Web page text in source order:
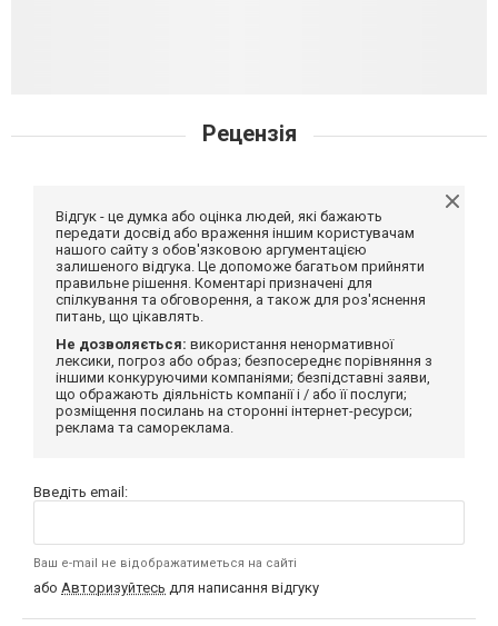
Рецензія
Відгук - це думка або оцінка людей, які бажають
передати досвід або враження іншим користувачам
нашого сайту з обов'язковою аргументацією
залишеного відгука. Це допоможе багатьом прийняти
правильне рішення. Коментарі призначені для
спілкування та обговорення, а також для роз'яснення
питань, що цікавлять.
Не дозволяється: використання ненормативної
лексики, погроз або образ; безпосереднє порівняння з
іншими конкуруючими компаніями; безпідставні заяви,
що ображають діяльність компанії і / або її послуги;
розміщення посилань на сторонні інтернет-ресурси;
реклама та самореклама.
Введіть email:
Ваш e-mail не відображатиметься на сайті
або Авторизуйтесь для написання відгуку